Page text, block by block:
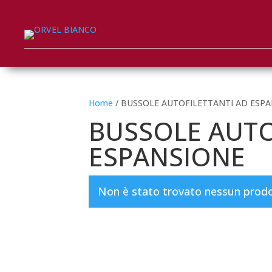
Home / BUSSOLE AUTOFILETTANTI AD
BUSSOLE
ESPANSIONE
Non è stato trovato nessun